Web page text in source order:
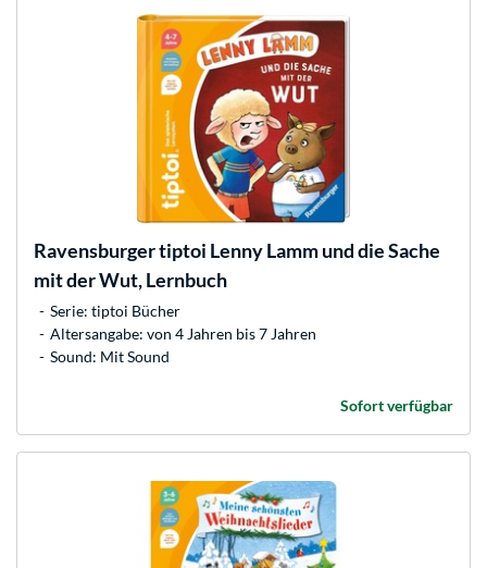
Ravensburgertiptoi Lenny Lamm und die Sache
mit der Wut, Lernbuch
Serie: tiptoi Bücher
Altersangabe: von 4 Jahren bis 7 Jahren
Sound: Mit Sound
Sofort verfügbar